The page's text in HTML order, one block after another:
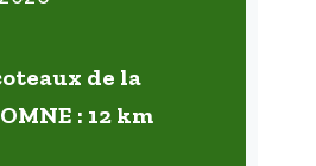
de la
: 12 km